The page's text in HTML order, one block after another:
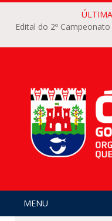
Edital do 2º
MENU